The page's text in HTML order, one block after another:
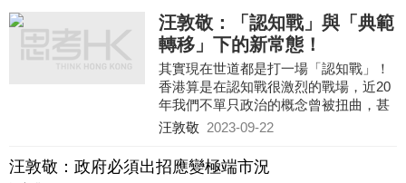
汪敦敬：「認知戰」與「典範
轉移」下的新常態！
其實現在世道都是打一場「認知戰」！
香港算是在認知戰很激烈的戰場，近20
年我們不單只政治的概念曾被扭曲，甚
至置業和奮鬥概念也被扭曲！要振興香
維護，筆者認為香港的置業概念和奮鬥
文化是出了問題，甚至港人對服務的承
汪敦敬 2023-09-22
汪敦敬：政府必須出招應變極端市況